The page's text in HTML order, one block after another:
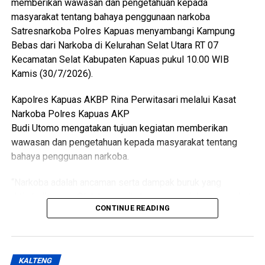
dimanfaatkan masyarakat dalam jangka panjang,” ujarnya.
(Ujg/SB)
Views: 30
Bagikan ke
WhatsApp 0 Facebook 0
Messenger 0 Twitter/X 0
memberikan wawasan dan pengetahuan kepada
masyarakat tentang bahaya penggunaan narkoba
Satresnarkoba Polres Kapuas menyambangi Kampung
Bebas dari Narkoba di Kelurahan Selat Utara RT 07
Kecamatan Selat Kabupaten Kapuas pukul 10.00 WIB
Kamis (30/7/2026).
Kapolres Kapuas AKBP Rina Perwitasari melalui Kasat
Narkoba Polres Kapuas AKP
Budi Utomo mengatakan tujuan kegiatan memberikan
wawasan dan pengetahuan kepada masyarakat tentang
bahaya penggunaan narkoba.
ditimbulkannya. Oleh karena itu kami mengajak masyarakat
Untuk Tetap aktif membantu pihak kepolisian dalam
CONTINUE READING
KALTENG